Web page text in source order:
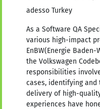
adesso Turkey
As a Software QA
various high-impact
EnBW(Energie Baden-
the Volkswagen
responsibilities
cases, identifying and
delivery of high-
experiences have